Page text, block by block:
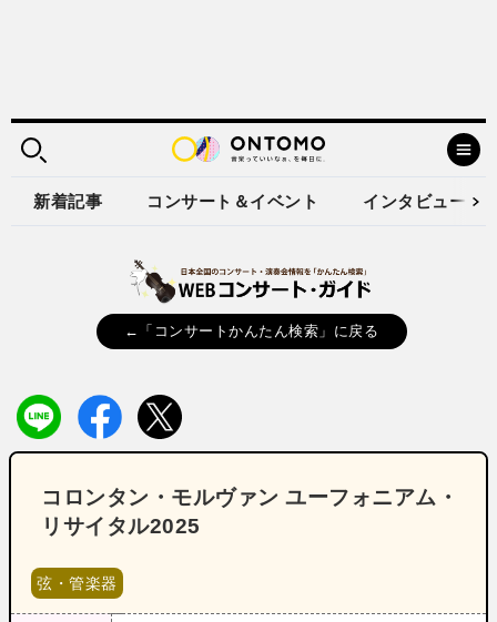
新着記事 コンサート＆イベント インタビュー
←「コンサートかんたん検索」に戻る
コロンタン・モルヴァン ユーフォニアム・
リサイタル2025
弦・管楽器